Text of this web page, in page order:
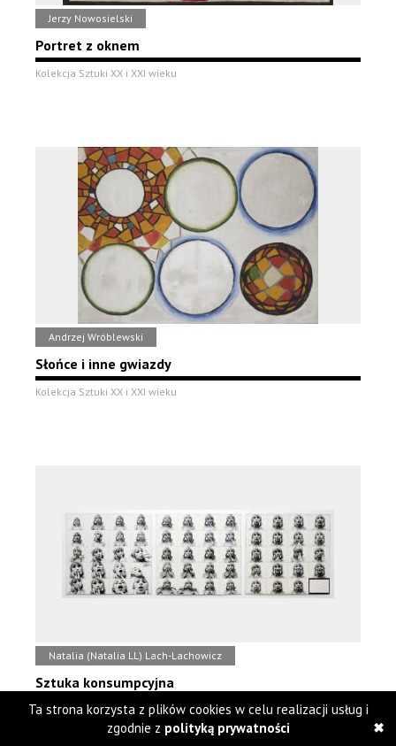
Jerzy Nowosielski
Portret z oknem
Kolekcja Sztuki XX i XXI wieku
Andrzej Wróblewski
Słońce i inne gwiazdy
Kolekcja Sztuki XX i XXI wieku
Natalia (Natalia LL) Lach-Lachowicz
Sztuka konsumpcyjna
Kolekcja Sztuki XX i XXI wieku
Ta strona korzysta z plików cookies w celu realizacji usług i
zgodnie z polityką prywatności